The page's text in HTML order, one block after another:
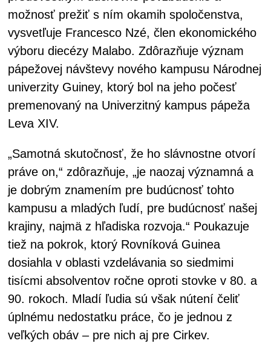
možnosť prežiť s ním okamih spoločenstva,
vysvetľuje Francesco Nzé, člen ekonomického
výboru diecézy Malabo. Zdôrazňuje význam
pápežovej návštevy nového kampusu Národnej
univerzity Guiney, ktorý bol na jeho počesť
premenovaný na Univerzitný kampus pápeža
Leva XIV.
„Samotná skutočnosť, že ho slávnostne otvorí
práve on,“ zdôrazňuje, „je naozaj významná a
je dobrým znamením pre budúcnosť tohto
kampusu a mladých ľudí, pre budúcnosť našej
krajiny, najmä z hľadiska rozvoja.“ Poukazuje
tiež na pokrok, ktorý Rovníková Guinea
dosiahla v oblasti vzdelávania so siedmimi
tisícmi absolventov ročne oproti stovke v 80. a
90. rokoch. Mladí ľudia sú však nútení čeliť
úplnému nedostatku práce, čo je jednou z
veľkých obáv – pre nich aj pre Cirkev.